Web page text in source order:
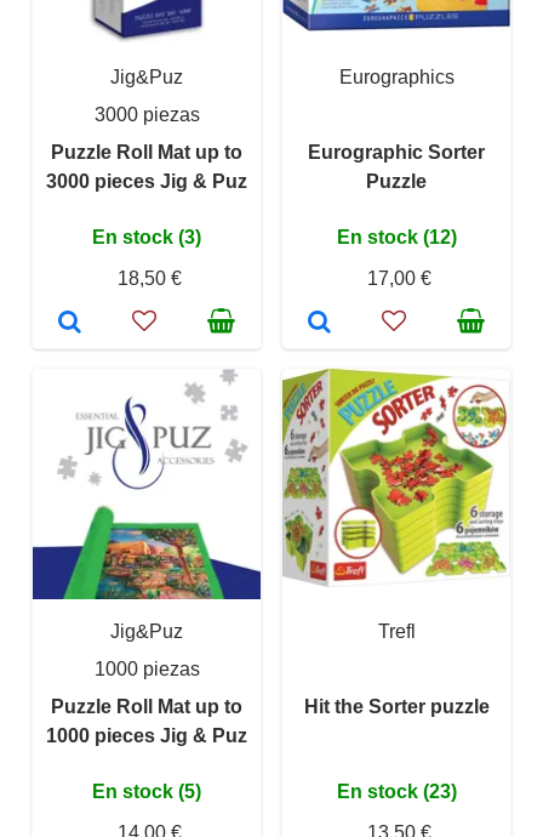
Jig&Puz
3000 piezas
Puzzle Roll Mat up to
3000 pieces Jig & Puz
En stock (3)
18,50 €
Eurographics
Eurographic Sorter
Puzzle
En stock (12)
17,00 €
Jig&Puz
1000 piezas
Puzzle Roll Mat up to
1000 pieces Jig & Puz
En stock (5)
14,00 €
Trefl
Hit the Sorter puzzle
En stock (23)
13,50 €